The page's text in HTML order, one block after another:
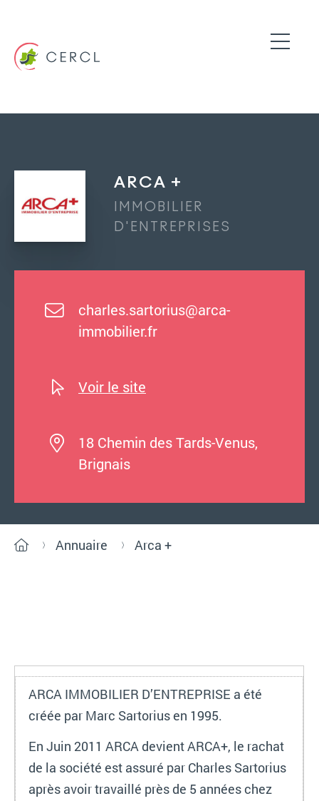
ARCA +
IMMOBILIER
D'ENTREPRISES
charles.sartorius@arca-
immobilier.fr
Voir le site
18 Chemin des Tards-Venus,
Brignais
Annuaire Arca +
ARCA IMMOBILIER D’ENTREPRISE a été
créée par Marc Sartorius en 1995.
En Juin 2011 ARCA devient ARCA+, le rachat
de la société est assuré par Charles Sartorius
après avoir travaillé près de 5 années chez